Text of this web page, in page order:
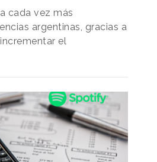
cada vez más
argentinas, gracias a
el